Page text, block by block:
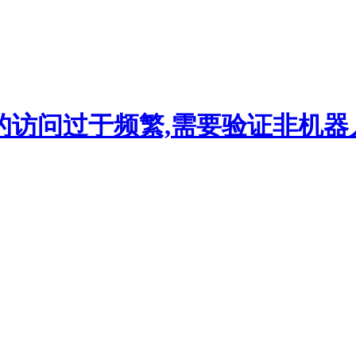
访问过于频繁,需要验证非机器